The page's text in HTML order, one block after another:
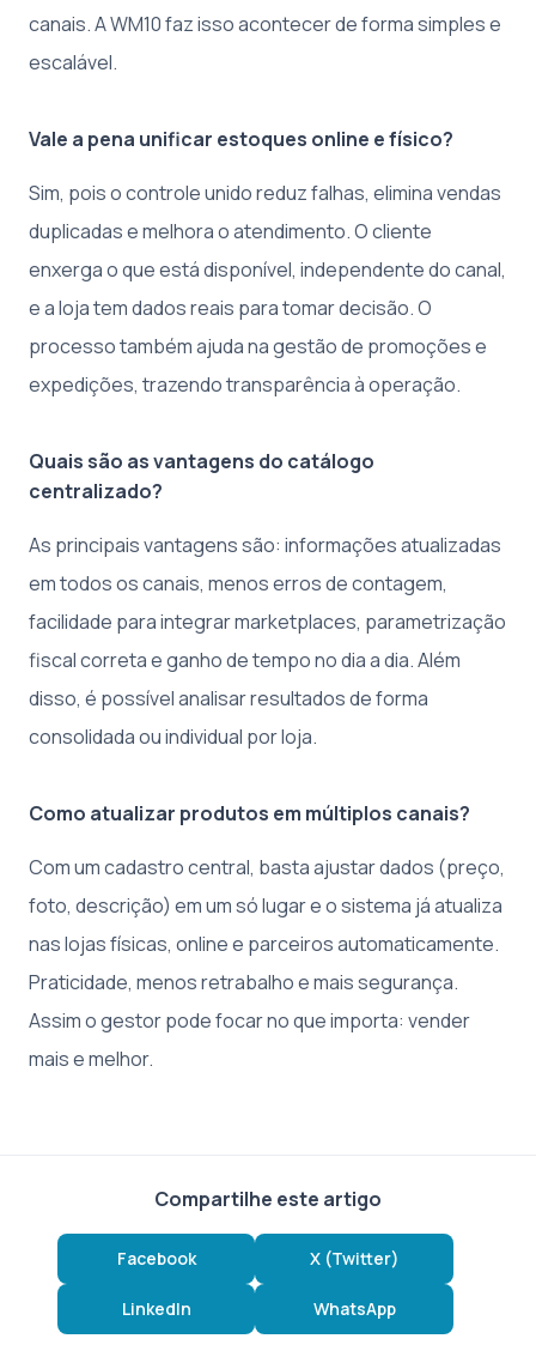
canais. A WM10 faz isso acontecer de forma simples e
escalável.
Vale a pena unificar estoques online e físico?
Sim, pois o controle unido reduz falhas, elimina vendas
duplicadas e melhora o atendimento. O cliente
enxerga o que está disponível, independente do canal,
e a loja tem dados reais para tomar decisão. O
processo também ajuda na gestão de promoções e
expedições, trazendo transparência à operação.
Quais são as vantagens do catálogo
centralizado?
As principais vantagens são: informações atualizadas
em todos os canais, menos erros de contagem,
facilidade para integrar marketplaces, parametrização
fiscal correta e ganho de tempo no dia a dia. Além
disso, é possível analisar resultados de forma
consolidada ou individual por loja.
Como atualizar produtos em múltiplos canais?
Com um cadastro central, basta ajustar dados (preço,
foto, descrição) em um só lugar e o sistema já atualiza
nas lojas físicas, online e parceiros automaticamente.
Praticidade, menos retrabalho e mais segurança.
Assim o gestor pode focar no que importa: vender
mais e melhor.
Compartilhe este artigo
Facebook X (Twitter)
LinkedIn WhatsApp